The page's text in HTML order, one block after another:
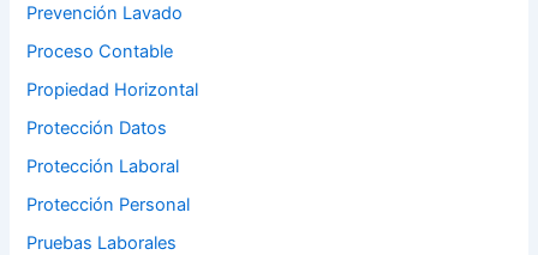
Prevención Lavado
Proceso Contable
Propiedad Horizontal
Protección Datos
Protección Laboral
Protección Personal
Pruebas Laborales